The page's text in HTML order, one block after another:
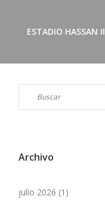
ESTADIO HASSAN II
Archivo
julio 2026 (1)